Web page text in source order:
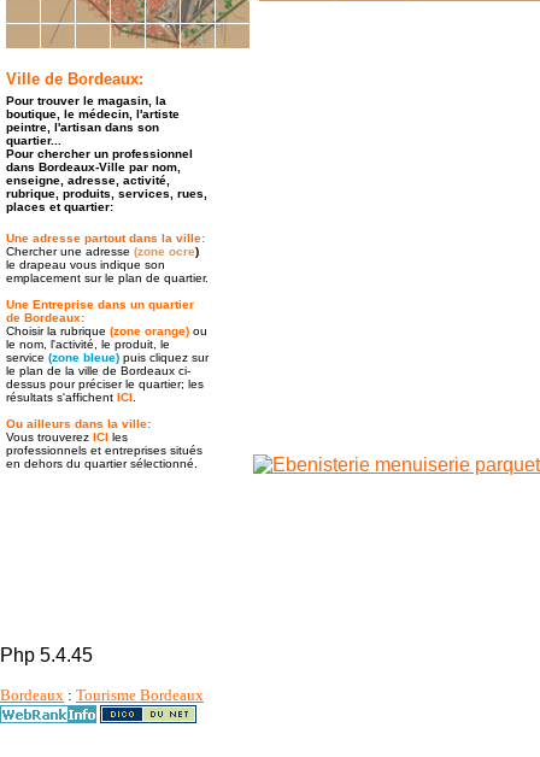
Ville de Bordeaux:
Pour trouver le magasin, la
boutique, le médecin, l'artiste
peintre, l'artisan dans son
quartier...
Pour chercher un professionnel
dans Bordeaux-Ville par nom,
enseigne, adresse, activité,
rubrique, produits, services, rues,
places et quartier:
Une adresse partout dans la ville:
Chercher une adresse (zone ocre)
le drapeau vous indique son
emplacement sur le plan de quartier.
Une Entreprise dans un quartier
de Bordeaux:
Choisir la rubrique (zone orange) ou
le nom, l'activité, le produit, le
service (zone bleue) puis cliquez sur
le plan de la ville de Bordeaux ci-
dessus pour préciser le quartier; les
résultats s'affichent ICI
Ou ailleurs dans la ville:
Vous trouverez ICI les
professionnels et entreprises situés
en dehors du quartier sélectionné.
Php 5.4.45
Bordeaux : Tourisme Bordeaux